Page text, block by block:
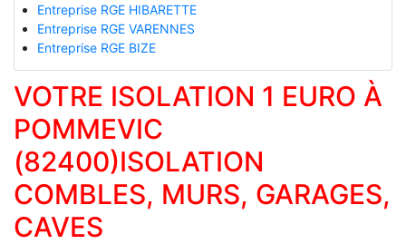
Entreprise RGE HIBARETTE
Entreprise RGE VARENNES
Entreprise RGE BIZE
VOTRE ISOLATION 1 EURO À
POMMEVIC
(82400)ISOLATION
COMBLES, MURS, GARAGES,
CAVES